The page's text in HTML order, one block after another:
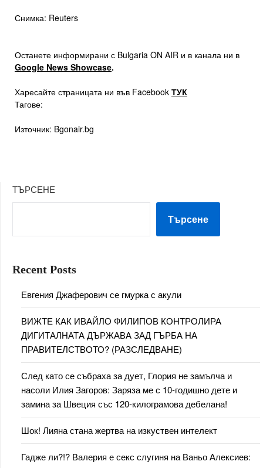
Снимка: Reuters
Останете информирани с Bulgaria ON AIR и в канала ни в
Google News Showcase.
Харесайте страницата ни във Facebook ТУК
Тагове:
Източник: Bgonair.bg
ТЪРСЕНЕ
Търсене
Recent Posts
Евгения Джаферович се гмурка с акули
ВИЖТЕ КАК ИВАЙЛО ФИЛИПОВ КОНТРОЛИРА
ДИГИТАЛНАТА ДЪРЖАВА ЗАД ГЪРБА НА
ПРАВИТЕЛСТВОТО? (РАЗСЛЕДВАНЕ)
След като се събраха за дует, Глория не замълча и
насоли Илия Загоров: Заряза ме с 10-годишно дете и
замина за Швеция със 120-килограмова дебелана!
Шок! Лияна стана жертва на изкуствен интелект
Гадже ли?!? Валерия е секс слугиня на Ваньо Алексиев: